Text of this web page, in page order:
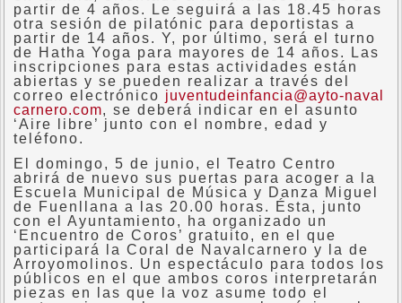
partir de 4 años. Le seguirá a las 18.45 horas
otra sesión de pilatónic para deportistas a
partir de 14 años. Y, por último, será el turno
de Hatha Yoga para mayores de 14 años. Las
inscripciones para estas actividades están
abiertas y se pueden realizar a través del
correo electrónico juventudeinfancia@ayto-naval
carnero.com, se deberá indicar en el asunto
‘Aire libre’ junto con el nombre, edad y
teléfono.
El domingo, 5 de junio, el Teatro Centro
abrirá de nuevo sus puertas para acoger a la
Escuela Municipal de Música y Danza Miguel
de Fuenllana a las 20.00 horas. Ésta, junto
con el Ayuntamiento, ha organizado un
‘Encuentro de Coros’ gratuito, en el que
participará la Coral de Navalcarnero y la de
Arroyomolinos. Un espectáculo para todos los
públicos en el que ambos coros interpretarán
piezas en las que la voz asume todo el